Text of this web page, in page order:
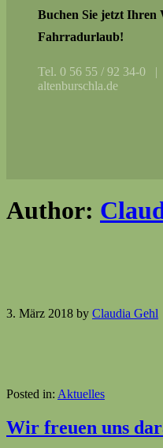
Buchen Sie jetzt Ihren
Fahrradurlaub!
Tel. 0 56 55 / 92 34-0
altenburschla.de
Author:
3. März 2018 by Claudia Gehl
Posted in: Aktuelles
Wir freuen uns